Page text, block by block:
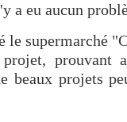
a eu aucun
le supermarché
prouvant
beaux projets